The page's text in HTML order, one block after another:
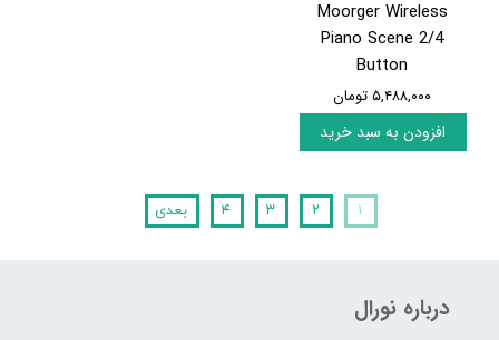
Moorger Wireless
Piano Scene 2/4
Button
۵,۴۸۸,۰۰۰ تومان
افزودن به سبد خرید
۱ ۲ ۳ ۴ بعدی
درباره نورال